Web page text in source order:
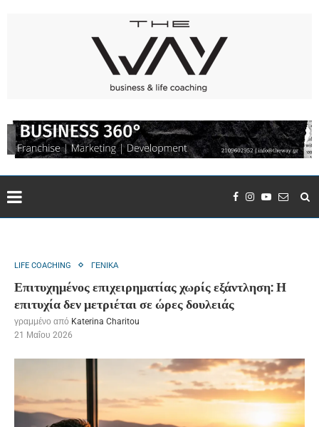
LIFE COACHING ΓΕΝΙΚΑ
Επιτυχημένος επιχειρηματίας χωρίς εξάντληση: Η
επιτυχία δεν μετριέται σε ώρες δουλειάς
γραμμένο από Katerina Charitou
21 Μαΐου 2026